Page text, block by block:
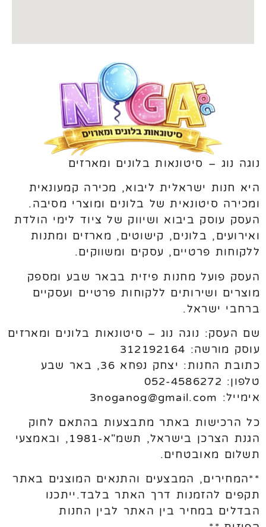
נוגה נוג – סיטונאות בלונים ומארזים
היא חנות ישראלית ליבוא, מכירה קמעונאית
ומכירה סיטונאית של בלונים ומוצרי מסיבה.
העסק עוסק ביבוא ושיווק של ציוד לימי הולדת
ואירועים, בלונים, קישוטים, מארזים ומתנות
ללקוחות פרטיים, עסקים ומשווקים.
העסק פועל מחנות פיזית בבאר שבע ומספק
מוצרים ושירותים ללקוחות פרטיים ועסקיים
ברחבי ישראל.
שם העסק: נוגה נוג – סיטונאות בלונים ומארזים
עוסק מורשה: 312192164
כתובת החנות: יצחק נפחא 36, באר שבע
טלפון: 052-4586272
אימייל: 3noganog@gmail.com
כל הרכישות באתר מתבצעות בהתאם לחוק
הגנת הצרכן בישראל, תשמ"א-1981, ובאמצעי
תשלום מאובטחים.
**המחירים, המבצעים והתנאים המוצגים באתר
תקפים להזמנות דרך האתר בלבד.ייתכנו
הבדלים במחיר בין האתר לבין החנות